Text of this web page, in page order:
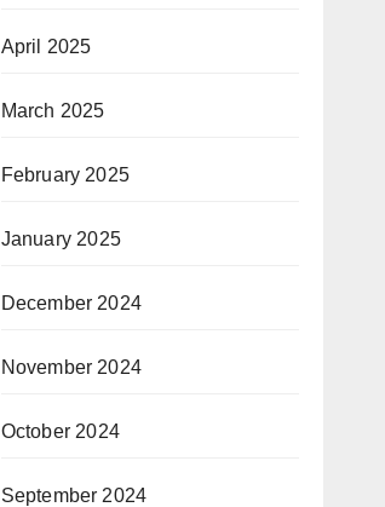
April 2025
March 2025
February 2025
January 2025
December 2024
November 2024
October 2024
September 2024